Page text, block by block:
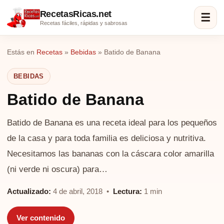
RecetasRicas.net
Recetas fáciles, rápidas y sabrosas ☰
Estás en Recetas » Bebidas » Batido de Banana
BEBIDAS
Batido de Banana
Batido de Banana es una receta ideal para los pequeños
de la casa y para toda familia es deliciosa y nutritiva.
Necesitamos las bananas con la cáscara color amarilla
(ni verde ni oscura) para…
Actualizado: 4 de abril, 2018 • Lectura: 1 min
Ver contenido